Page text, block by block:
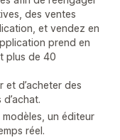
des ventes
et vendez en
prend en
plus de 40
et d’acheter des
un éditeur
réel.